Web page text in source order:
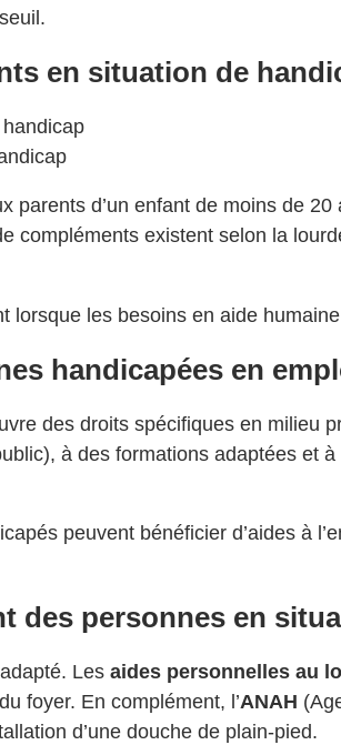
en situation de
d’un enfant de moins de
compléments existent selon la
lorsque les besoins en aide
handicapées en
des droits spécifiques en milieu
à des formations adaptées et
peuvent bénéficier d’aides à
des personnes en
Les aides personnelles au
foyer. En complément, l’ANAH
d’une douche de plain-pied.